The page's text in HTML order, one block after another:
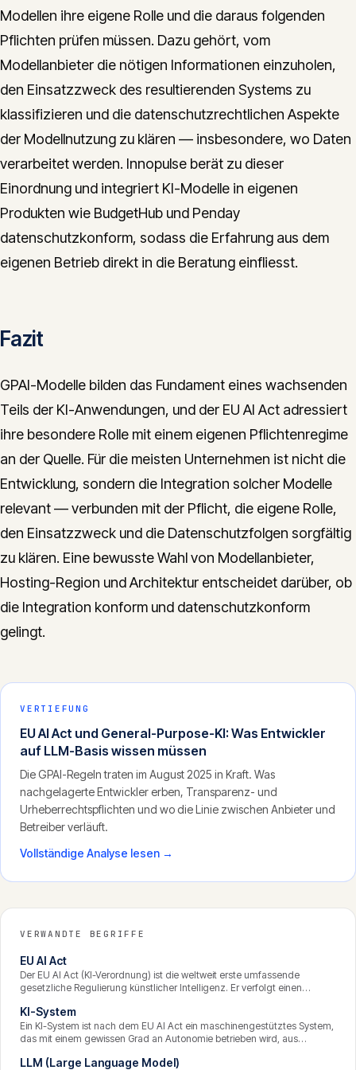
Modellen ihre eigene Rolle und die daraus folgenden
Pflichten prüfen müssen. Dazu gehört, vom
Modellanbieter die nötigen Informationen einzuholen,
den Einsatzzweck des resultierenden Systems zu
klassifizieren und die datenschutzrechtlichen Aspekte
der Modellnutzung zu klären — insbesondere, wo Daten
verarbeitet werden. Innopulse berät zu dieser
Einordnung und integriert KI-Modelle in eigenen
Produkten wie BudgetHub und Penday
datenschutzkonform, sodass die Erfahrung aus dem
eigenen Betrieb direkt in die Beratung einfliesst.
Fazit
GPAI-Modelle bilden das Fundament eines wachsenden
Teils der KI-Anwendungen, und der EU AI Act adressiert
ihre besondere Rolle mit einem eigenen Pflichtenregime
an der Quelle. Für die meisten Unternehmen ist nicht die
Entwicklung, sondern die Integration solcher Modelle
relevant — verbunden mit der Pflicht, die eigene Rolle,
den Einsatzzweck und die Datenschutzfolgen sorgfältig
zu klären. Eine bewusste Wahl von Modellanbieter,
Hosting-Region und Architektur entscheidet darüber, ob
die Integration konform und datenschutzkonform
gelingt.
VERTIEFUNG
EU AI Act und General-Purpose-KI: Was Entwickler
auf LLM-Basis wissen müssen
Die GPAI-Regeln traten im August 2025 in Kraft. Was
nachgelagerte Entwickler erben, Transparenz- und
Urheberrechtspflichten und wo die Linie zwischen Anbieter und
Betreiber verläuft.
Vollständige Analyse lesen →
VERWANDTE BEGRIFFE
EU AI Act
Der EU AI Act (KI-Verordnung) ist die weltweit erste umfassende
gesetzliche Regulierung künstlicher Intelligenz. Er verfolgt einen
vier Stufen einteilt und entsprechend unterschiedliche Pflichten
auferlegt. Die zentralen Vorschriften werden ab August 2026
durchgesetzt.
KI-System
Ein KI-System ist nach dem EU AI Act ein maschinengestütztes System,
das mit einem gewissen Grad an Autonomie betrieben wird, aus
Entscheidungen ableitet und dabei seine Umgebung beeinflussen
LLM (Large Language Model)